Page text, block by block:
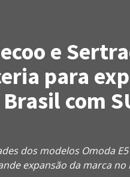
e
para
com
dos modelos Omoda E5
expansão da marca no